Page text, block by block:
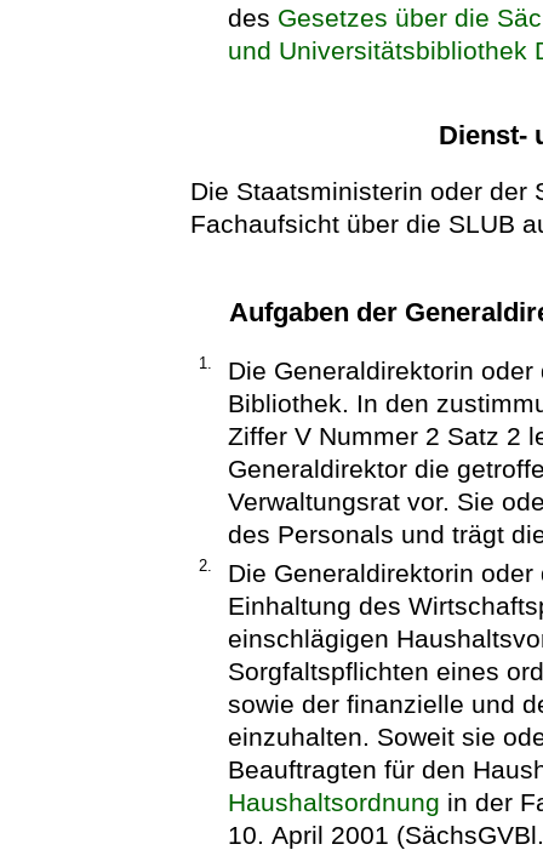
des Gesetzes über die
und Universitätsbibliothek
Dienst-
Die Staatsministerin oder der
Fachaufsicht über die SLUB
Aufgaben der
1.
Die Generaldirektorin
Bibliothek. In den
Ziffer V Nummer 2 Satz 2
Generaldirektor die
Verwaltungsrat vor. Sie
des Personals und trägt
2.
Die Generaldirektorin
Einhaltung des
einschlägigen
Sorgfaltspflichten eines
sowie der finanzielle und
einzuhalten. Soweit sie
Beauftragten für den
Haushaltsordnung in der
10. April 2001